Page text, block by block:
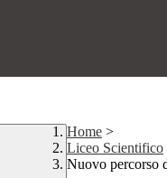
Home >
Liceo Scientifico
Nuovo percorso